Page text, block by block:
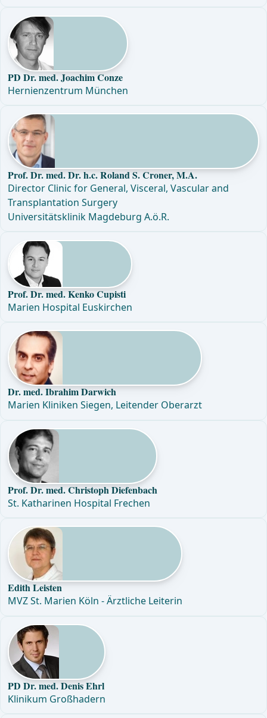
PD Dr. med. Joachim Conze
Hernienzentrum München
Prof. Dr. med. Dr. h.c. Roland S. Croner, M.A.
Director Clinic for General, Visceral, Vascular and
Transplantation Surgery
Universitätsklinik Magdeburg A.ö.R.
Prof. Dr. med. Kenko Cupisti
Marien Hospital Euskirchen
Dr. med. Ibrahim Darwich
Marien Kliniken Siegen, Leitender Oberarzt
Prof. Dr. med. Christoph Diefenbach
St. Katharinen Hospital Frechen
Edith Leisten
MVZ St. Marien Köln - Ärztliche Leiterin
PD Dr. med. Denis Ehrl
Klinikum Großhadern